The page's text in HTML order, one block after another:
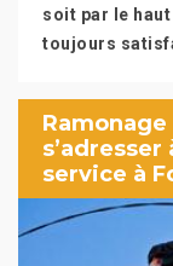
soit par le
toujours
service à